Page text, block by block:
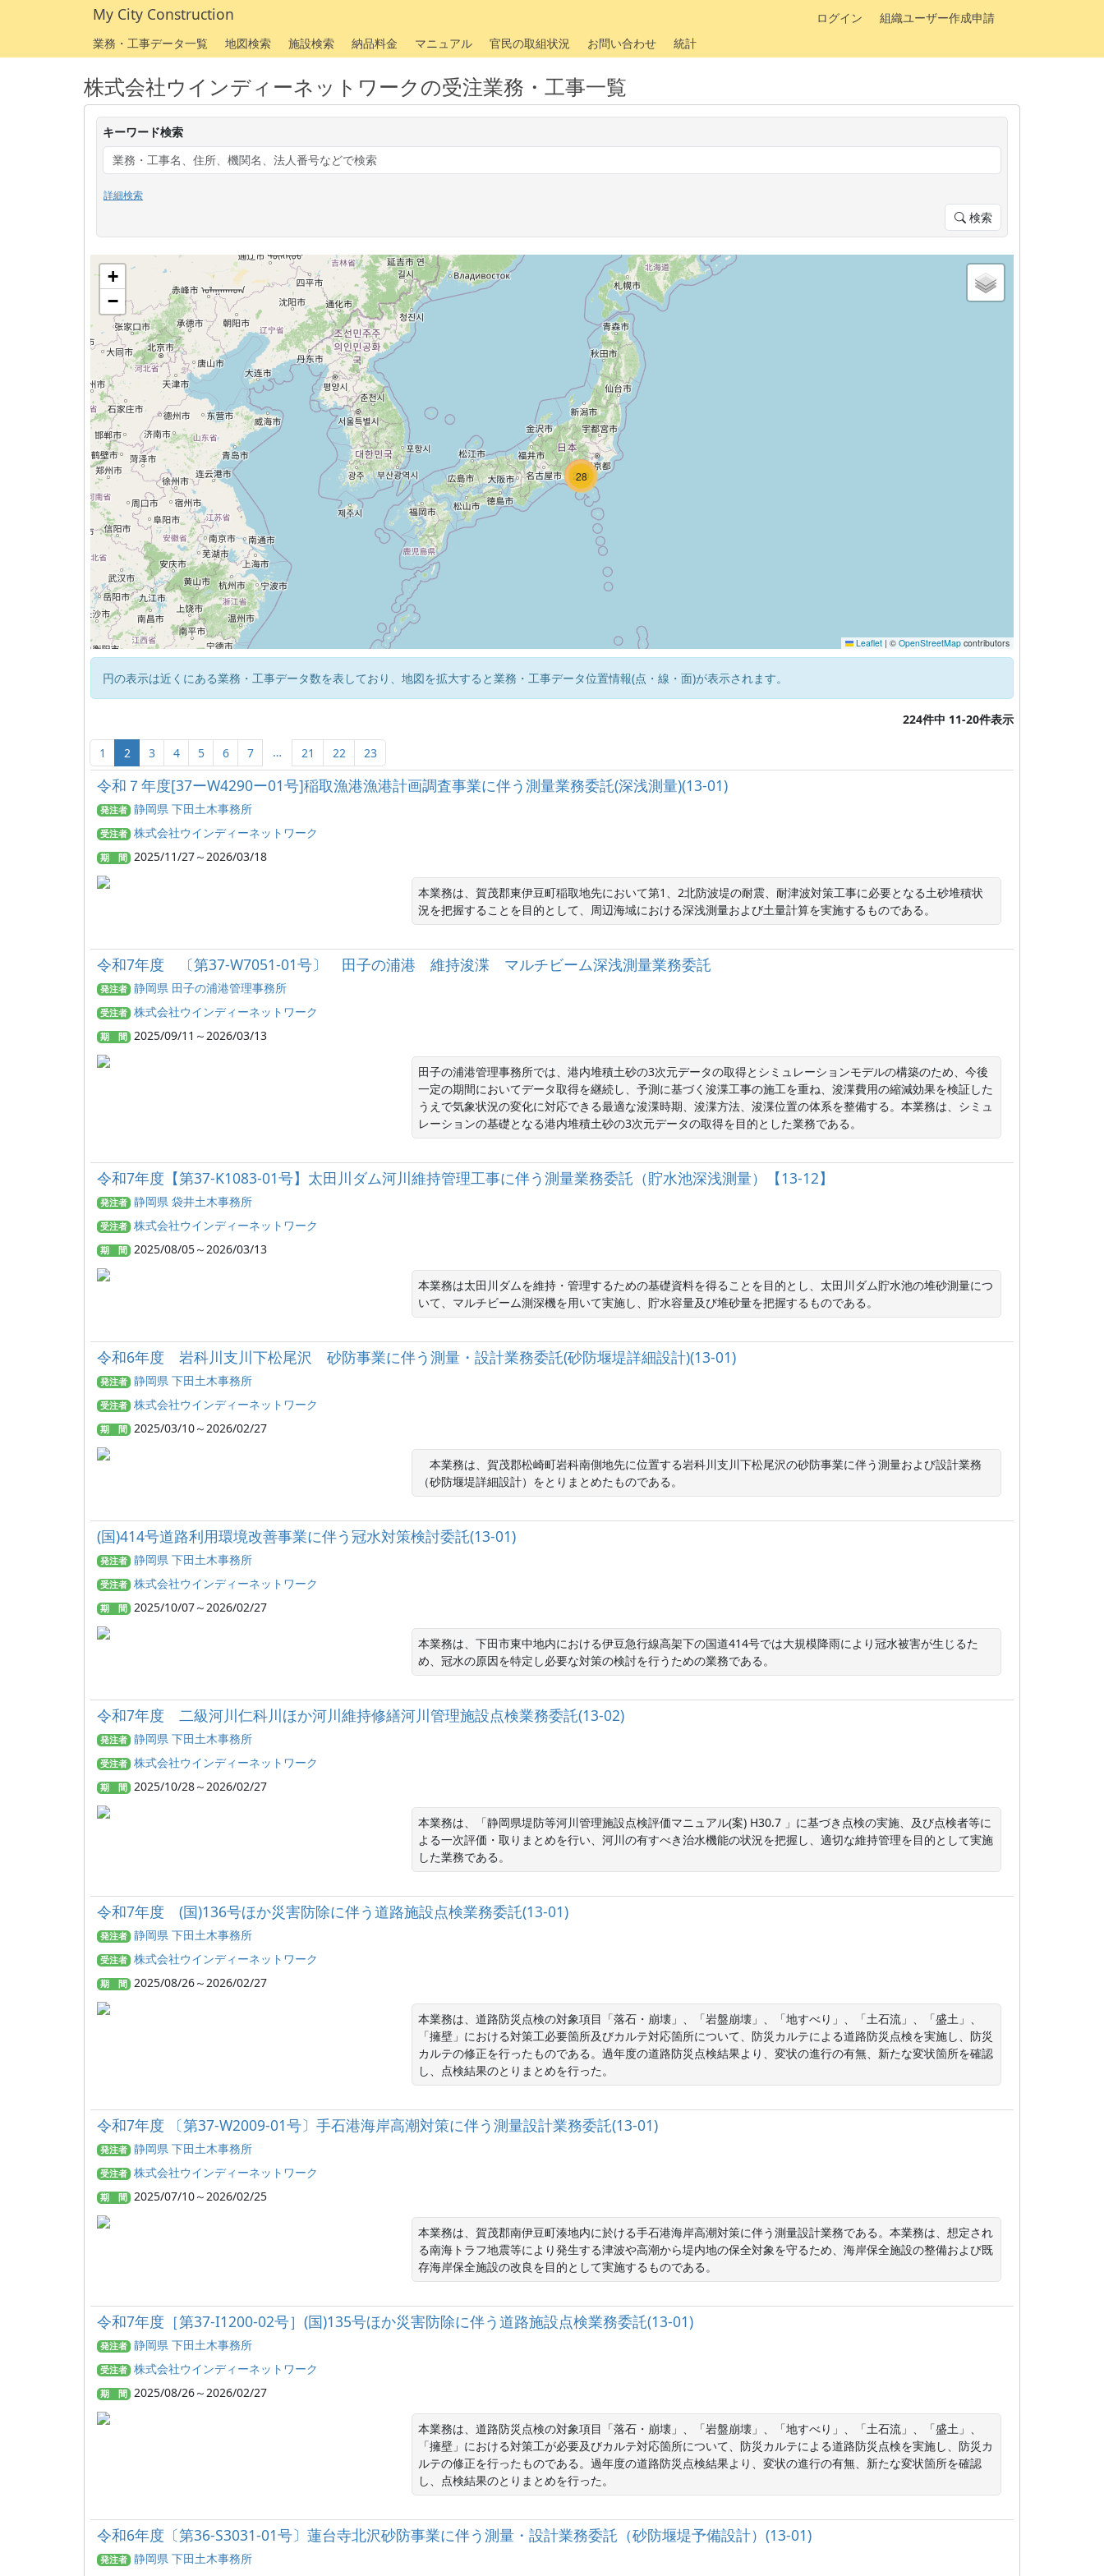
My City Construction ログイン
組織ユーザー作成申請
業務・工事データ一覧
地図検索 施設検索 納品料金 マニュアル 官民の取組状況 お問い合わせ 統計
株式会社ウインディーネットワークの受注業務・工事一覧
キーワード検索
詳細検索
検索
28
224
219
+
−
Leaflet | © OpenStreetMap contributors
円の表示は近くにある業務・工事データ数を表しており、地図を拡大すると業務・工事データ位置情報(点・線・面)が表示されます。
224件中 11-20件表示
1 2 3 4 5 6 7 … 21 22 23
令和７年度[37ーW4290ー01号]稲取漁港漁港計画調査事業に伴う測量業務委託(深浅測量)(13-01)
発注者 静岡県 下田土木事務所
受注者 株式会社ウインディーネットワーク
期 間 2025/11/27～2026/03/18
本業務は、賀茂郡東伊豆町稲取地先において第1、2北防波堤の耐震、耐津波対策工事に必要となる土砂堆積状
況を把握することを目的として、周辺海域における深浅測量および土量計算を実施するものである。
令和7年度 〔第37-W7051-01号〕 田子の浦港 維持浚渫 マルチビーム深浅測量業務委託
発注者 静岡県 田子の浦港管理事務所
受注者 株式会社ウインディーネットワーク
期 間 2025/09/11～2026/03/13
田子の浦港管理事務所では、港内堆積土砂の3次元データの取得とシミュレーションモデルの構築のため、今後
一定の期間においてデータ取得を継続し、予測に基づく浚渫工事の施工を重ね、浚渫費用の縮減効果を検証した
うえで気象状況の変化に対応できる最適な浚渫時期、浚渫方法、浚渫位置の体系を整備する。本業務は、シミュ
レーションの基礎となる港内堆積土砂の3次元データの取得を目的とした業務である。
令和7年度【第37-K1083-01号】太田川ダム河川維持管理工事に伴う測量業務委託（貯水池深浅測量）【13-12】
発注者 静岡県 袋井土木事務所
受注者 株式会社ウインディーネットワーク
期 間 2025/08/05～2026/03/13
本業務は太田川ダムを維持・管理するための基礎資料を得ることを目的とし、太田川ダム貯水池の堆砂測量につ
いて、マルチビーム測深機を用いて実施し、貯水容量及び堆砂量を把握するものである。
令和6年度 岩科川支川下松尾沢 砂防事業に伴う測量・設計業務委託(砂防堰堤詳細設計)(13-01)
発注者 静岡県 下田土木事務所
受注者 株式会社ウインディーネットワーク
期 間 2025/03/10～2026/02/27
本業務は、賀茂郡松崎町岩科南側地先に位置する岩科川支川下松尾沢の砂防事業に伴う測量および設計業務
（砂防堰堤詳細設計）をとりまとめたものである。
(国)414号道路利用環境改善事業に伴う冠水対策検討委託(13-01)
発注者 静岡県 下田土木事務所
受注者 株式会社ウインディーネットワーク
期 間 2025/10/07～2026/02/27
本業務は、下田市東中地内における伊豆急行線高架下の国道414号では大規模降雨により冠水被害が生じるた
め、冠水の原因を特定し必要な対策の検討を行うための業務である。
令和7年度 二級河川仁科川ほか河川維持修繕河川管理施設点検業務委託(13-02)
発注者 静岡県 下田土木事務所
受注者 株式会社ウインディーネットワーク
期 間 2025/10/28～2026/02/27
本業務は、「静岡県堤防等河川管理施設点検評価マニュアル(案) H30.7 」に基づき点検の実施、及び点検者等に
よる一次評価・取りまとめを行い、河川の有すべき治水機能の状況を把握し、適切な維持管理を目的として実施
した業務である。
令和7年度 (国)136号ほか災害防除に伴う道路施設点検業務委託(13-01)
発注者 静岡県 下田土木事務所
受注者 株式会社ウインディーネットワーク
期 間 2025/08/26～2026/02/27
本業務は、道路防災点検の対象項目「落石・崩壊」、「岩盤崩壊」、「地すべり」、「土石流」、「盛土」、
「擁壁」における対策工必要箇所及びカルテ対応箇所について、防災カルテによる道路防災点検を実施し、防災
カルテの修正を行ったものである。過年度の道路防災点検結果より、変状の進行の有無、新たな変状箇所を確認
し、点検結果のとりまとめを行った。
令和7年度 〔第37-W2009-01号〕手石港海岸高潮対策に伴う測量設計業務委託(13-01)
発注者 静岡県 下田土木事務所
受注者 株式会社ウインディーネットワーク
期 間 2025/07/10～2026/02/25
本業務は、賀茂郡南伊豆町湊地内に於ける手石港海岸高潮対策に伴う測量設計業務である。本業務は、想定され
る南海トラフ地震等により発生する津波や高潮から堤内地の保全対象を守るため、海岸保全施設の整備および既
存海岸保全施設の改良を目的として実施するものである。
令和7年度［第37-I1200-02号］(国)135号ほか災害防除に伴う道路施設点検業務委託(13-01)
発注者 静岡県 下田土木事務所
受注者 株式会社ウインディーネットワーク
期 間 2025/08/26～2026/02/27
本業務は、道路防災点検の対象項目「落石・崩壊」、「岩盤崩壊」、「地すべり」、「土石流」、「盛土」、
「擁壁」における対策工が必要及びカルテ対応箇所について、防災カルテによる道路防災点検を実施し、防災カ
ルテの修正を行ったものである。過年度の道路防災点検結果より、変状の進行の有無、新たな変状箇所を確認
し、点検結果のとりまとめを行った。
令和6年度〔第36-S3031-01号〕蓮台寺北沢砂防事業に伴う測量・設計業務委託（砂防堰堤予備設計）(13-01)
発注者 静岡県 下田土木事務所